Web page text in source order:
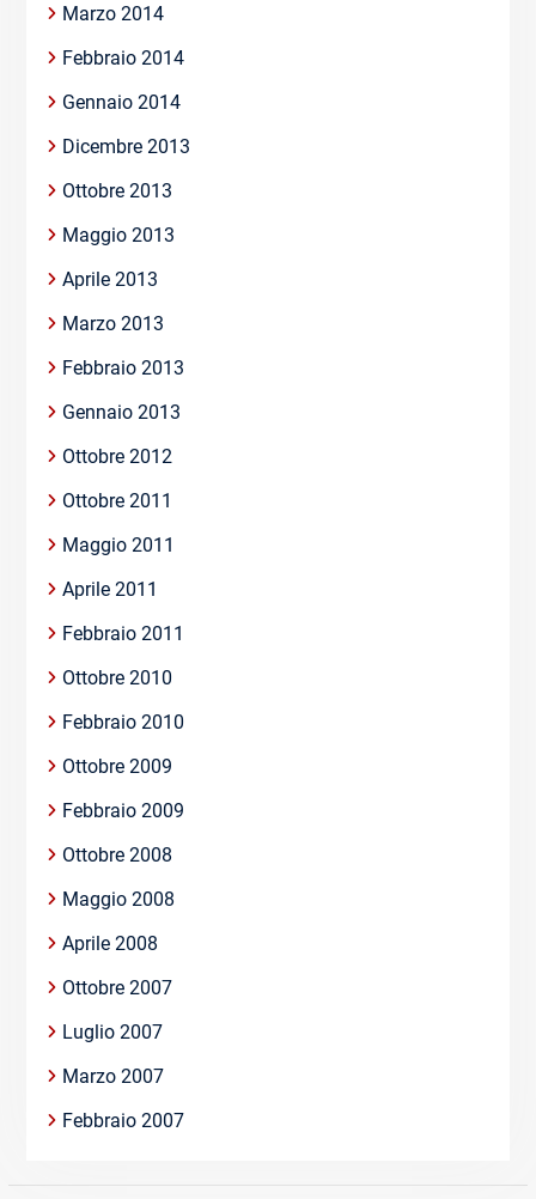
Marzo 2014
Febbraio 2014
Gennaio 2014
Dicembre 2013
Ottobre 2013
Maggio 2013
Aprile 2013
Marzo 2013
Febbraio 2013
Gennaio 2013
Ottobre 2012
Ottobre 2011
Maggio 2011
Aprile 2011
Febbraio 2011
Ottobre 2010
Febbraio 2010
Ottobre 2009
Febbraio 2009
Ottobre 2008
Maggio 2008
Aprile 2008
Ottobre 2007
Luglio 2007
Marzo 2007
Febbraio 2007